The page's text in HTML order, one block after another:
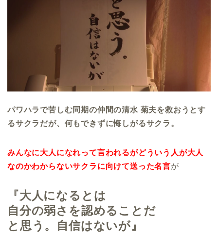
パワハラで苦しむ同期の仲間の清水 菊夫を救おうとす
るサクラだが、何もできずに悔しがるサクラ。
みんなに大人になれって言われるがどういう人が大人
なのかわからないサクラに向けて送った名言が
『大人になるとは
自分の弱さを認めることだ
と思う。自信はないが』